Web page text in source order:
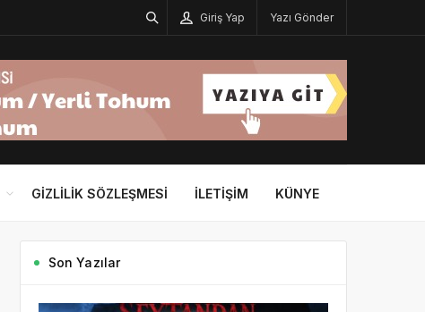
Giriş Yap Yazı Gönder
GIZLILIK SÖZLEŞMESI İLETIŞIM KÜNYE
Son Yazılar